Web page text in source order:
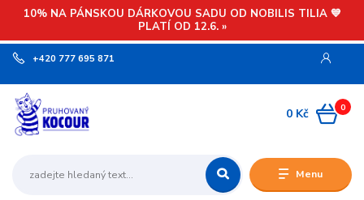
10% NA PÁNSKOU DÁRKOVOU SADU OD NOBILIS TILIA 💙
PLATÍ OD 12.6. »
Menu
+420 777 695 871
0
0 Kč